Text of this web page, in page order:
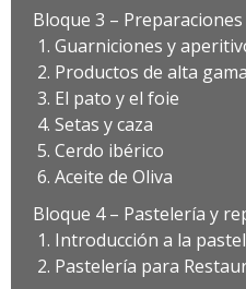
Bloque 3 –
Guarniciones y
Productos de alta gama
El pato y el foie
Setas y caza
Cerdo ibérico
Aceite de Oliva
Bloque 4 – Pastelería y
Introducción a la
Pastelería para